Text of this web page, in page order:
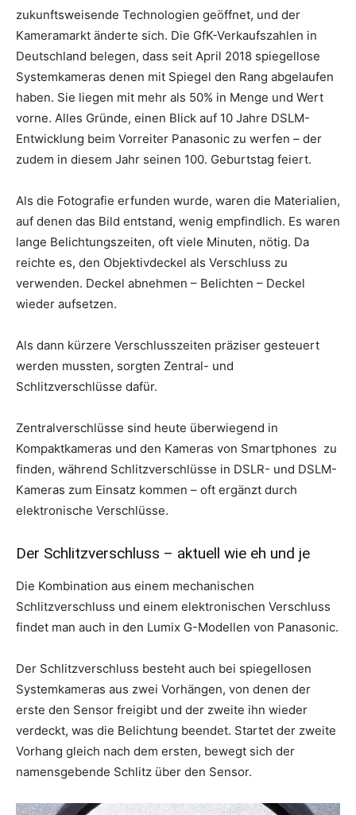
zukunftsweisende Technologien geöffnet, und der
Kameramarkt änderte sich. Die GfK-Verkaufszahlen in
Deutschland belegen, dass seit April 2018 spiegellose
Systemkameras denen mit Spiegel den Rang abgelaufen
haben. Sie liegen mit mehr als 50% in Menge und Wert
vorne. Alles Gründe, einen Blick auf 10 Jahre DSLM-
Entwicklung beim Vorreiter Panasonic zu werfen – der
zudem in diesem Jahr seinen 100. Geburtstag feiert.
Als die Fotografie erfunden wurde, waren die Materialien,
auf denen das Bild entstand, wenig empfindlich. Es waren
lange Belichtungszeiten, oft viele Minuten, nötig. Da
reichte es, den Objektivdeckel als Verschluss zu
verwenden. Deckel abnehmen – Belichten – Deckel
wieder aufsetzen.
Als dann kürzere Verschlusszeiten präziser gesteuert
werden mussten, sorgten Zentral- und
Schlitzverschlüsse dafür.
Zentralverschlüsse sind heute überwiegend in
Kompaktkameras und den Kameras von Smartphones zu
finden, während Schlitzverschlüsse in DSLR- und DSLM-
Kameras zum Einsatz kommen – oft ergänzt durch
elektronische Verschlüsse.
Der Schlitzverschluss – aktuell wie eh und je
Die Kombination aus einem mechanischen
Schlitzverschluss und einem elektronischen Verschluss
findet man auch in den Lumix G-Modellen von Panasonic.
Der Schlitzverschluss besteht auch bei spiegellosen
Systemkameras aus zwei Vorhängen, von denen der
erste den Sensor freigibt und der zweite ihn wieder
verdeckt, was die Belichtung beendet. Startet der zweite
Vorhang gleich nach dem ersten, bewegt sich der
namensgebende Schlitz über den Sensor.